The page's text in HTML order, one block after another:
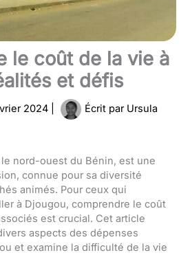
le coût de la vie à
et défis
2024 Écrit par Ursula
nord-ouest du Bénin, est une
connue pour sa diversité
animés. Pour ceux qui
à Djougou, comprendre le coût
est crucial. Cet article
aspects des dépenses
et examine la difficulté de la vie